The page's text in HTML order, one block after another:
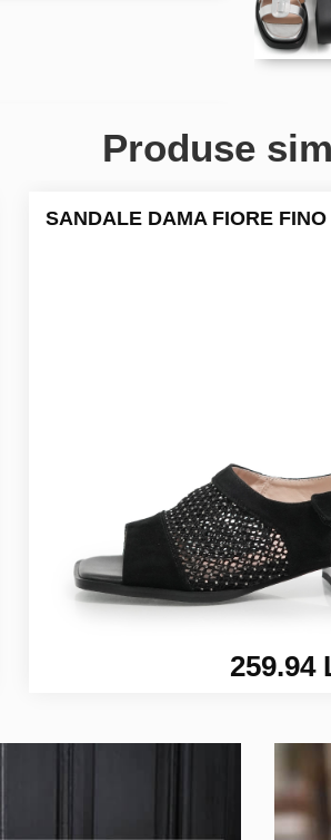
Produse
SANDALE DAMA FIORE FINO
259.94